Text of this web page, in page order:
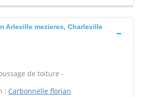
Arleville mezieres, Charleville
de toiture -
: Carbonnelle florian